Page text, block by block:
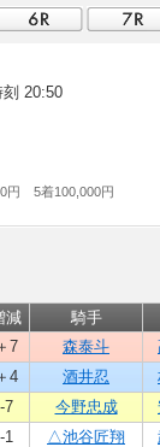
20:50
円 5着100,000円
減 騎手
7 森泰斗
4 酒井忍
-7 今野忠成
-1 △池谷匠翔